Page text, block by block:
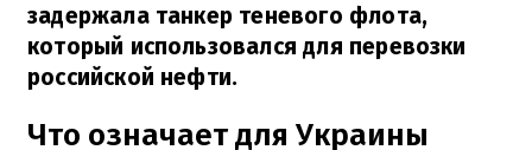
задержала танкер теневого флота,
который использовался для перевозки
российской нефти.
Что означает для Украины